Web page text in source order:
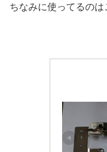
ちなみに使ってるのは